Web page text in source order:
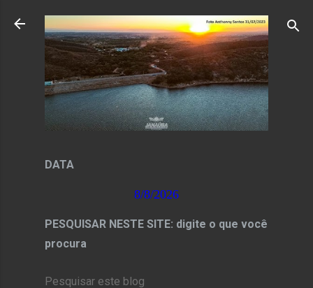
Pular para o conteúdo principal
DATA
8/8/2026
PESQUISAR NESTE SITE: digite o que você
procura